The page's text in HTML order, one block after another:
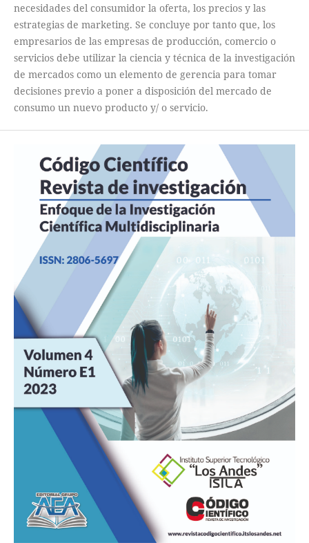
necesidades del consumidor la oferta, los precios y las
estrategias de marketing. Se concluye por tanto que, los
empresarios de las empresas de producción, comercio o
servicios debe utilizar la ciencia y técnica de la investigación
de mercados como un elemento de gerencia para tomar
decisiones previo a poner a disposición del mercado de
consumo un nuevo producto y/ o servicio.